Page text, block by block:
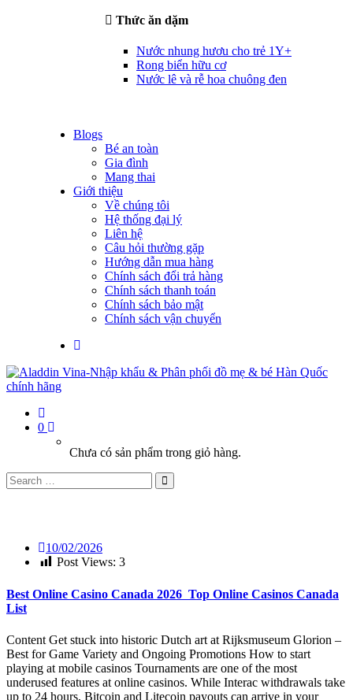
Thức ăn dặm
Nước nhung hươu cho trẻ 1Y+
Rong biển hữu cơ
Nước lê và rễ hoa chuông đen
Blogs
Bé an toàn
Gia đình
Mang thai
Giới thiệu
Về chúng tôi
Hệ thống đại lý
Liên hệ
Câu hỏi thường gặp
Hướng dẫn mua hàng
Chính sách đổi trả hàng
Chính sách thanh toán
Chính sách bảo mật
Chính sách vận chuyển
0
Chưa có sản phẩm trong giỏ hàng.
10/02/2026
Post Views: 3
Best Online Casino Canada 2026 ️ Top Online Casinos Canada
List
Content Get stuck into historic Dutch art at Rijksmuseum Glorion –
Best for Game Variety and Ongoing Promotions How to start
playing at mobile casinos Tournaments are one of the most
underused features at online casinos. While Interac withdrawals take
up to 24 hours, Bitcoin and Litecoin payouts can arrive in your